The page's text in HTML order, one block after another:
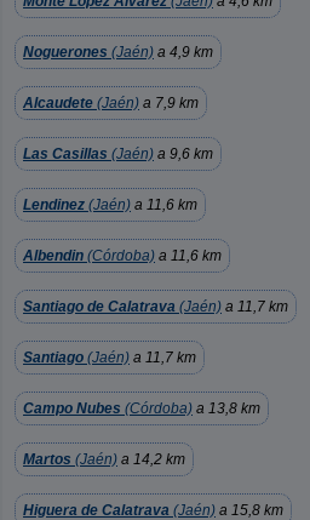
Noguerones (Jaén) a 4,9 km
Alcaudete (Jaén) a 7,9 km
Las Casillas (Jaén) a 9,6 km
Lendinez (Jaén) a 11,6 km
Albendin (Córdoba) a 11,6 km
Santiago de Calatrava (Jaén) a 11,7 km
Santiago (Jaén) a 11,7 km
Campo Nubes (Córdoba) a 13,8 km
Martos (Jaén) a 14,2 km
Higuera de Calatrava (Jaén) a 15,8 km